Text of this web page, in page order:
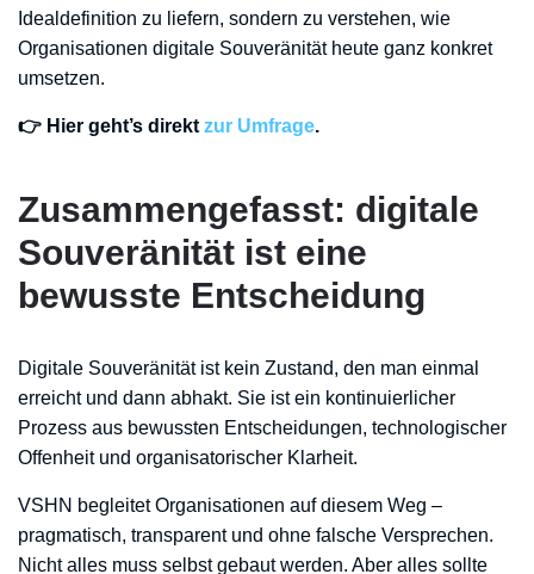
Idealdefinition zu liefern, sondern zu verstehen, wie
Organisationen digitale Souveränität heute ganz konkret
umsetzen.
👉 Hier geht’s direkt zur Umfrage.
Zusammengefasst: digitale
Souveränität ist eine
bewusste Entscheidung
Digitale Souveränität ist kein Zustand, den man einmal
erreicht und dann abhakt. Sie ist ein kontinuierlicher
Prozess aus bewussten Entscheidungen, technologischer
Offenheit und organisatorischer Klarheit.
VSHN begleitet Organisationen auf diesem Weg –
pragmatisch, transparent und ohne falsche Versprechen.
Nicht alles muss selbst gebaut werden. Aber alles sollte